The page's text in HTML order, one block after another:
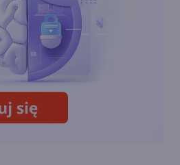
Współpraca nad
dokumentami z AI. Copilot już
dostępny w Wordzie na iPada